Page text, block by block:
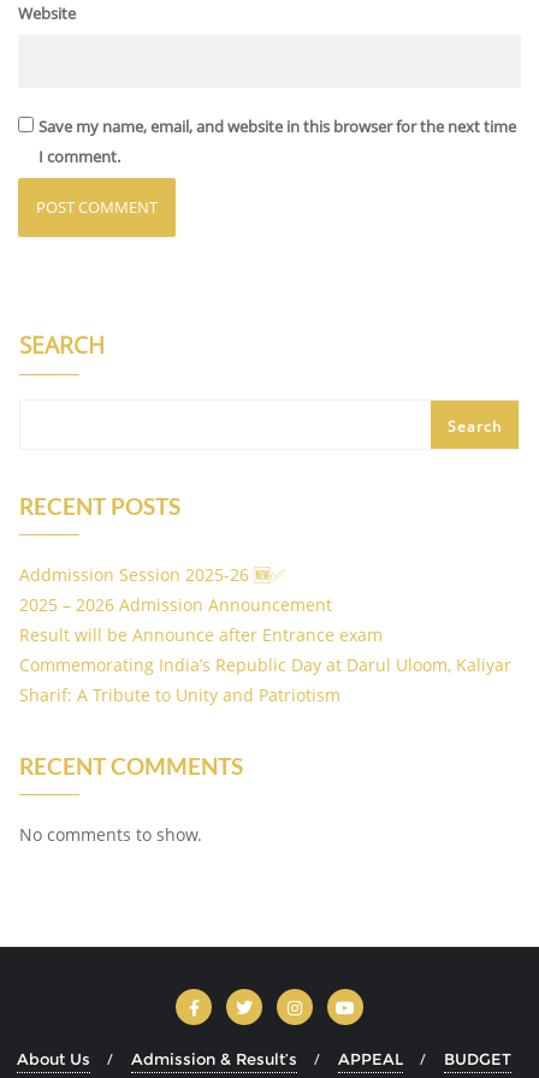
Website
Save my name, email, and website in this browser for the next time
I comment.
SEARCH
Search
RECENT POSTS
Addmission Session 2025-26 🆕✅
2025 – 2026 Admission Announcement
Result will be Announce after Entrance exam
Commemorating India’s Republic Day at Darul Uloom, Kaliyar
Sharif: A Tribute to Unity and Patriotism
RECENT COMMENTS
No comments to show.
About Us Admission & Result’s APPEAL BUDGET